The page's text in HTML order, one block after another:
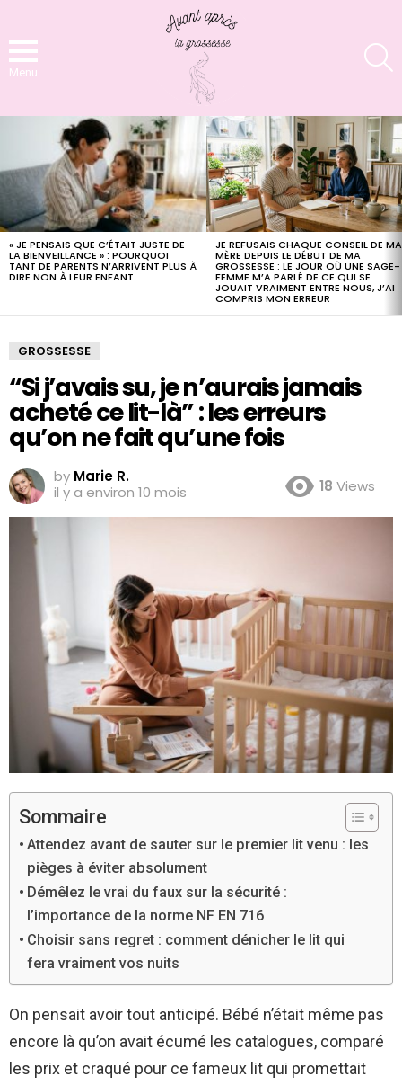
Menu
« JE PENSAIS QUE C’ÉTAIT JUSTE DE
LA BIENVEILLANCE » : POURQUOI
TANT DE PARENTS N’ARRIVENT PLUS À
DIRE NON À LEUR ENFANT
JE REFUSAIS CHAQUE CONSEIL DE MA
MÈRE DEPUIS LE DÉBUT DE MA
GROSSESSE : LE JOUR OÙ UNE SAGE-
FEMME M’A PARLÉ DE CE QUI SE
JOUAIT VRAIMENT ENTRE NOUS, J’AI
COMPRIS MON ERREUR
GROSSESSE
“Si j’avais su, je n’aurais jamais
acheté ce lit-là” : les erreurs
qu’on ne fait qu’une fois
by Marie R.
il y a environ 10 mois
18 Views
Sommaire
Attendez avant de sauter sur le premier lit venu : les
pièges à éviter absolument
Démêlez le vrai du faux sur la sécurité :
l’importance de la norme NF EN 716
Choisir sans regret : comment dénicher le lit qui
fera vraiment vos nuits
On pensait avoir tout anticipé. Bébé n’était même pas
encore là qu’on avait écumé les catalogues, comparé
les prix et craqué pour ce fameux lit qui promettait